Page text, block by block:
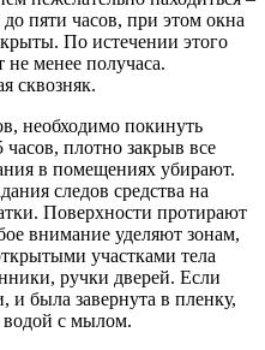
пяти часов, при этом окна
По истечении этого
менее получаса.
сквозняк.
необходимо покинуть
плотно закрыв все
в помещениях убирают.
следов средства на
Поверхности протирают
внимание уделяют зонам,
участками тела
ручки дверей. Если
и была завернута в пленку,
водой с мылом.